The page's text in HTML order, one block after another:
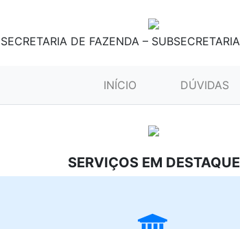
SECRETARIA DE FAZENDA –
INÍCIO (CURRENT)DÚVIDAS
SERVIÇOS EM DESTAQUE